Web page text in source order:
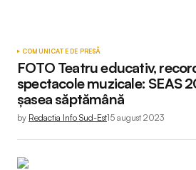
COMUNICATE DE PRESĂ
FOTO Teatru educativ,
spectacole muzicale: SEAS
șasea săptămână
by Redactia Info Sud-Est15 august 2023